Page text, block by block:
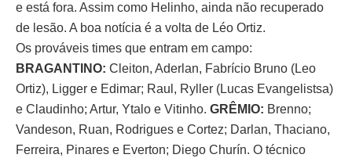
e está fora. Assim como Helinho, ainda não recuperado
de lesão. A boa notícia é a volta de Léo Ortiz.
Os prováveis times que entram em campo:
BRAGANTINO: Cleiton, Aderlan, Fabrício Bruno (Leo
Ortiz), Ligger e Edimar; Raul, Ryller (Lucas Evangelistsa)
e Claudinho; Artur, Ytalo e Vitinho. GRÊMIO: Brenno;
Vandeson, Ruan, Rodrigues e Cortez; Darlan, Thaciano,
Ferreira, Pinares e Everton; Diego Churín. O técnico